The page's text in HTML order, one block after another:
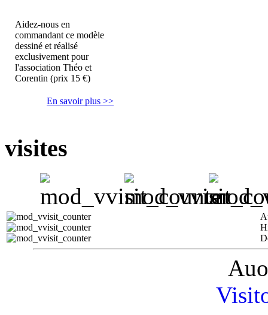
Aidez-nous en
commandant ce modèle
dessiné et réalisé
exclusivement pour
l'association Théo et
Corentin (prix 15 €)
En savoir plus >>
visites